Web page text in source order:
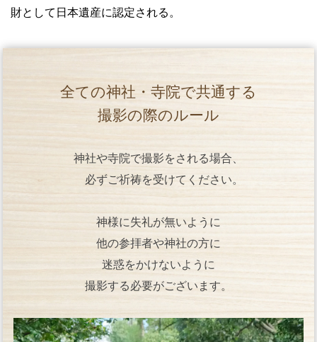
財として日本遺産に認定される。
全ての神社・寺院で共通する
撮影の際のルール
神社や寺院で撮影をされる場合、
必ずご祈祷を受けてください。
神様に失礼が無いように
他の参拝者や神社の方に
迷惑をかけないように
撮影する必要がございます。